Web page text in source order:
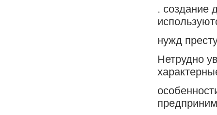
. создание
нужд
Нетрудно